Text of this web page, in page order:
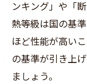
ンキング」や「
熱等級は国の基
ほど性能が高い
の基準が引き上
ましょう。